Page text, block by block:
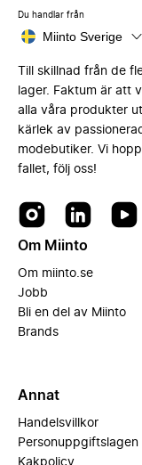
Du handlar från
Miinto Sverige
Till skillnad från de
lager. Faktum är att
alla våra produkter
kärlek av
modebutiker. Vi
fallet, följ oss!
Om Miinto
Om miinto.se
Jobb
Bli en del av Miinto
Brands
Annat
Handelsvillkor
Personuppgiftslagen
Kakpolicy